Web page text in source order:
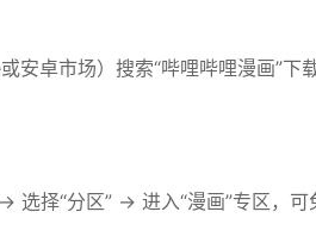
卓市场）搜索“哔哩哔哩漫画”下
选择“分区” → 进入“漫画”专区，可